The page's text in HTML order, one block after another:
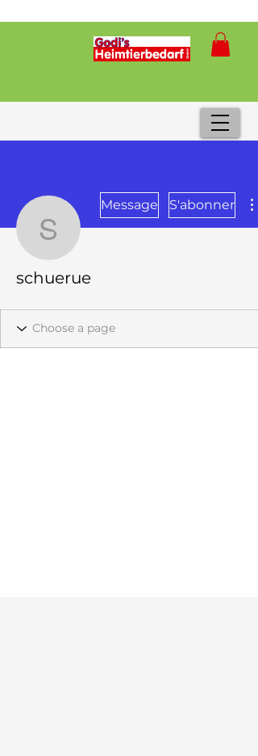
schuerue
Message S'abonner
schuerue